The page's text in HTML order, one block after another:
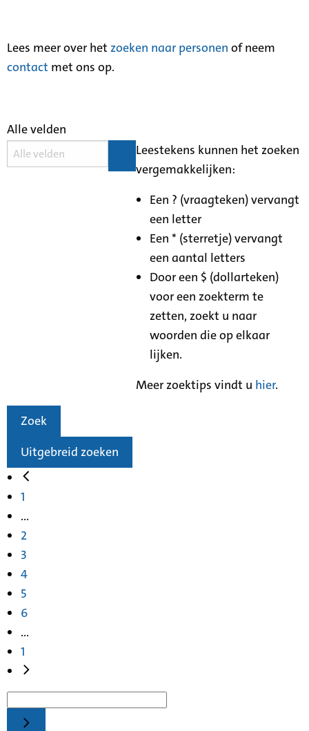
Lees meer over het zoeken naar personen of neem
contact met ons op.
Alle velden
Leestekens kunnen het zoeken
vergemakkelijken:
Een ? (vraagteken) vervangt
een letter
Een * (sterretje) vervangt
een aantal letters
Door een $ (dollarteken)
voor een zoekterm te
zetten, zoekt u naar
woorden die op elkaar
lijken.
Meer zoektips vindt u hier.
Zoek
Uitgebreid zoeken
1
...
2
3
4
5
6
...
1